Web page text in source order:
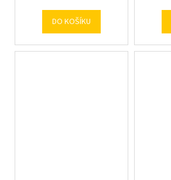
DO KOŠÍKU